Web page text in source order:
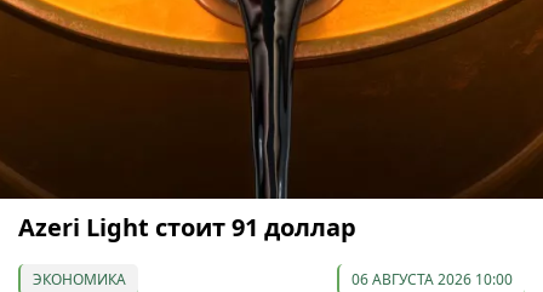
Azeri Light стоит 91 доллар
ЭКОНОМИКА 06 АВГУСТА 2026 10:00